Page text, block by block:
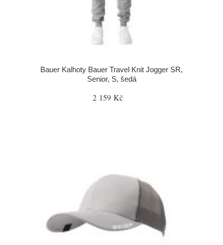
Bauer Kalhoty Bauer Travel Knit Jogger SR,
Senior, S, šedá
2 159 Kč